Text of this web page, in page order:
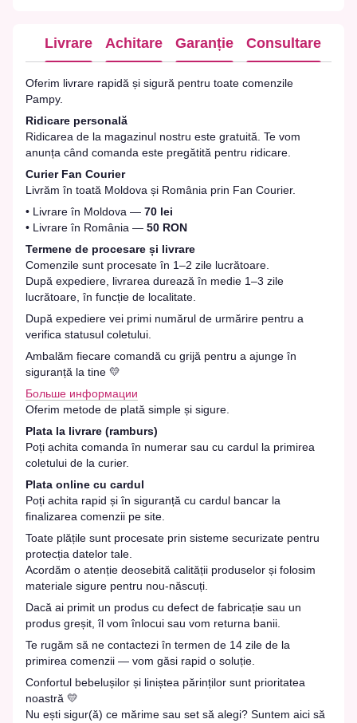
Livrare Achitare Garanție Consultare
Oferim livrare rapidă și sigură pentru toate comenzile
Pampy.
Ridicare personală
Ridicarea de la magazinul nostru este gratuită. Te vom
anunța când comanda este pregătită pentru ridicare.
Curier Fan Courier
Livrăm în toată Moldova și România prin Fan Courier.
• Livrare în Moldova — 70 lei
• Livrare în România — 50 RON
Termene de procesare și livrare
Comenzile sunt procesate în 1–2 zile lucrătoare.
După expediere, livrarea durează în medie 1–3 zile
lucrătoare, în funcție de localitate.
După expediere vei primi numărul de urmărire pentru a
verifica statusul coletului.
Ambalăm fiecare comandă cu grijă pentru a ajunge în
siguranță la tine 💛
Больше информации
Oferim metode de plată simple și sigure.
Plata la livrare (ramburs)
Poți achita comanda în numerar sau cu cardul la primirea
coletului de la curier.
Plata online cu cardul
Poți achita rapid și în siguranță cu cardul bancar la
finalizarea comenzii pe site.
Toate plățile sunt procesate prin sisteme securizate pentru
protecția datelor tale.
Acordăm o atenție deosebită calității produselor și folosim
materiale sigure pentru nou-născuți.
Dacă ai primit un produs cu defect de fabricație sau un
produs greșit, îl vom înlocui sau vom returna banii.
Te rugăm să ne contactezi în termen de 14 zile de la
primirea comenzii — vom găsi rapid o soluție.
Confortul bebelușilor și liniștea părinților sunt prioritatea
noastră 💛
Nu ești sigur(ă) ce mărime sau set să alegi? Suntem aici să